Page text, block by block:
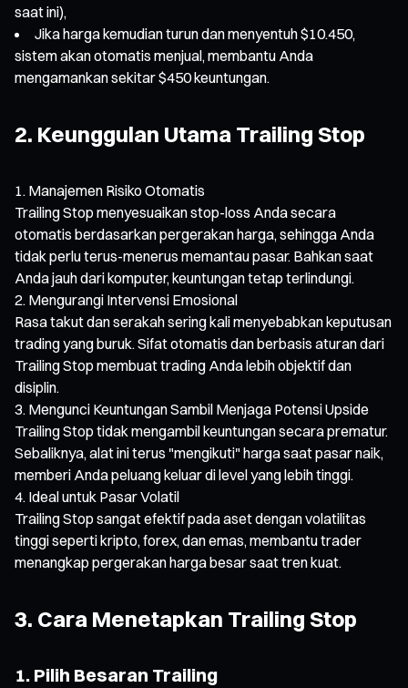
saat ini),
Jika harga kemudian turun dan menyentuh $10.450,
sistem akan otomatis menjual, membantu Anda
mengamankan sekitar $450 keuntungan.
2. Keunggulan Utama Trailing Stop
Manajemen Risiko Otomatis
Trailing Stop menyesuaikan stop-loss Anda secara
otomatis berdasarkan pergerakan harga, sehingga Anda
tidak perlu terus-menerus memantau pasar. Bahkan saat
Anda jauh dari komputer, keuntungan tetap terlindungi.
Mengurangi Intervensi Emosional
Rasa takut dan serakah sering kali menyebabkan keputusan
trading yang buruk. Sifat otomatis dan berbasis aturan dari
Trailing Stop membuat trading Anda lebih objektif dan
disiplin.
Mengunci Keuntungan Sambil Menjaga Potensi Upside
Trailing Stop tidak mengambil keuntungan secara prematur.
Sebaliknya, alat ini terus "mengikuti" harga saat pasar naik,
memberi Anda peluang keluar di level yang lebih tinggi.
Ideal untuk Pasar Volatil
Trailing Stop sangat efektif pada aset dengan volatilitas
tinggi seperti kripto, forex, dan emas, membantu trader
menangkap pergerakan harga besar saat tren kuat.
3. Cara Menetapkan Trailing Stop
1. Pilih Besaran Trailing